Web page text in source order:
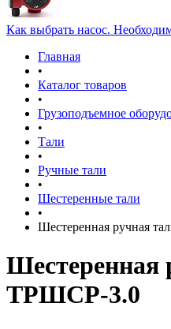
Как выбрать насос.
Главная
•
Каталог товаров
•
Грузоподъемное
•
Тали
•
Ручные тали
•
Шестеренные тали
•
Шестеренная ручная
Шестеренная
ТРШСР-3.0